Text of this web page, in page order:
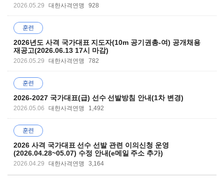
2026.05.29 대한사격연맹 928
2026년도 사격 국가대표 지도자(10m 공기권총-여) 공개채용
재공고(2026.06.13 17시 마감)
2026.05.29 대한사격연맹 782
2026-2027 국가대표(급) 선수 선발방침 안내(1차 변경)
2026.05.06 대한사격연맹 1,492
2026 사격 국가대표 선수 선발 관련 이의신청 운영
(2026.04.28~05.07) 수정 안내(e메일 주소 추가)
2026.04.29 대한사격연맹 3,164